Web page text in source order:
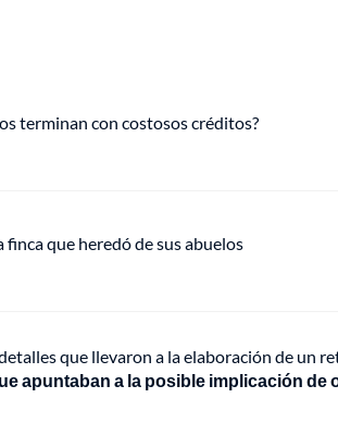
terminan con costosos créditos?
que heredó de sus abuelos
que llevaron a la elaboración de un
apuntaban a la posible implicación de